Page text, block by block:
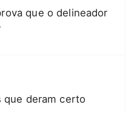
que o delineador
que deram certo